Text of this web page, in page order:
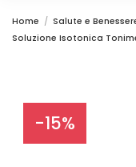
Home Salute e
Soluzione Isotonica
-15%